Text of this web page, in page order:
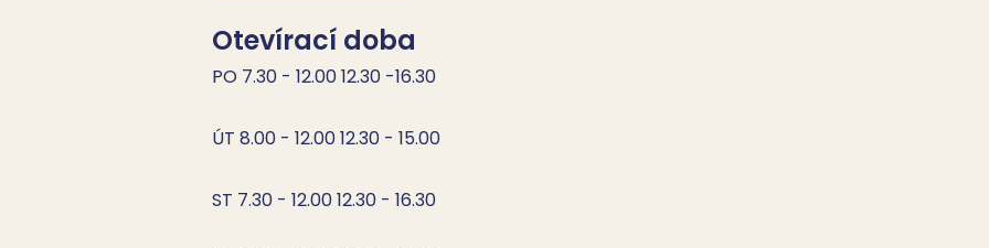
Otevírací doba
PO 7.30 - 12.00 12.30 -16.30
ÚT 8.00 - 12.00 12.30 - 15.00
ST 7.30 - 12.00 12.30 - 16.30